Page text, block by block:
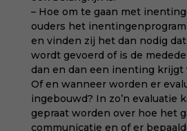
– Hoe om te gaan met
ouders het
en vinden zij het dan nodig
wordt gevoerd of is de
dan en dan een inenting krijgt
Of en wanneer worden er
ingebouwd? In zo’n evaluatie
gepraat worden over hoe het
communicatie en of er